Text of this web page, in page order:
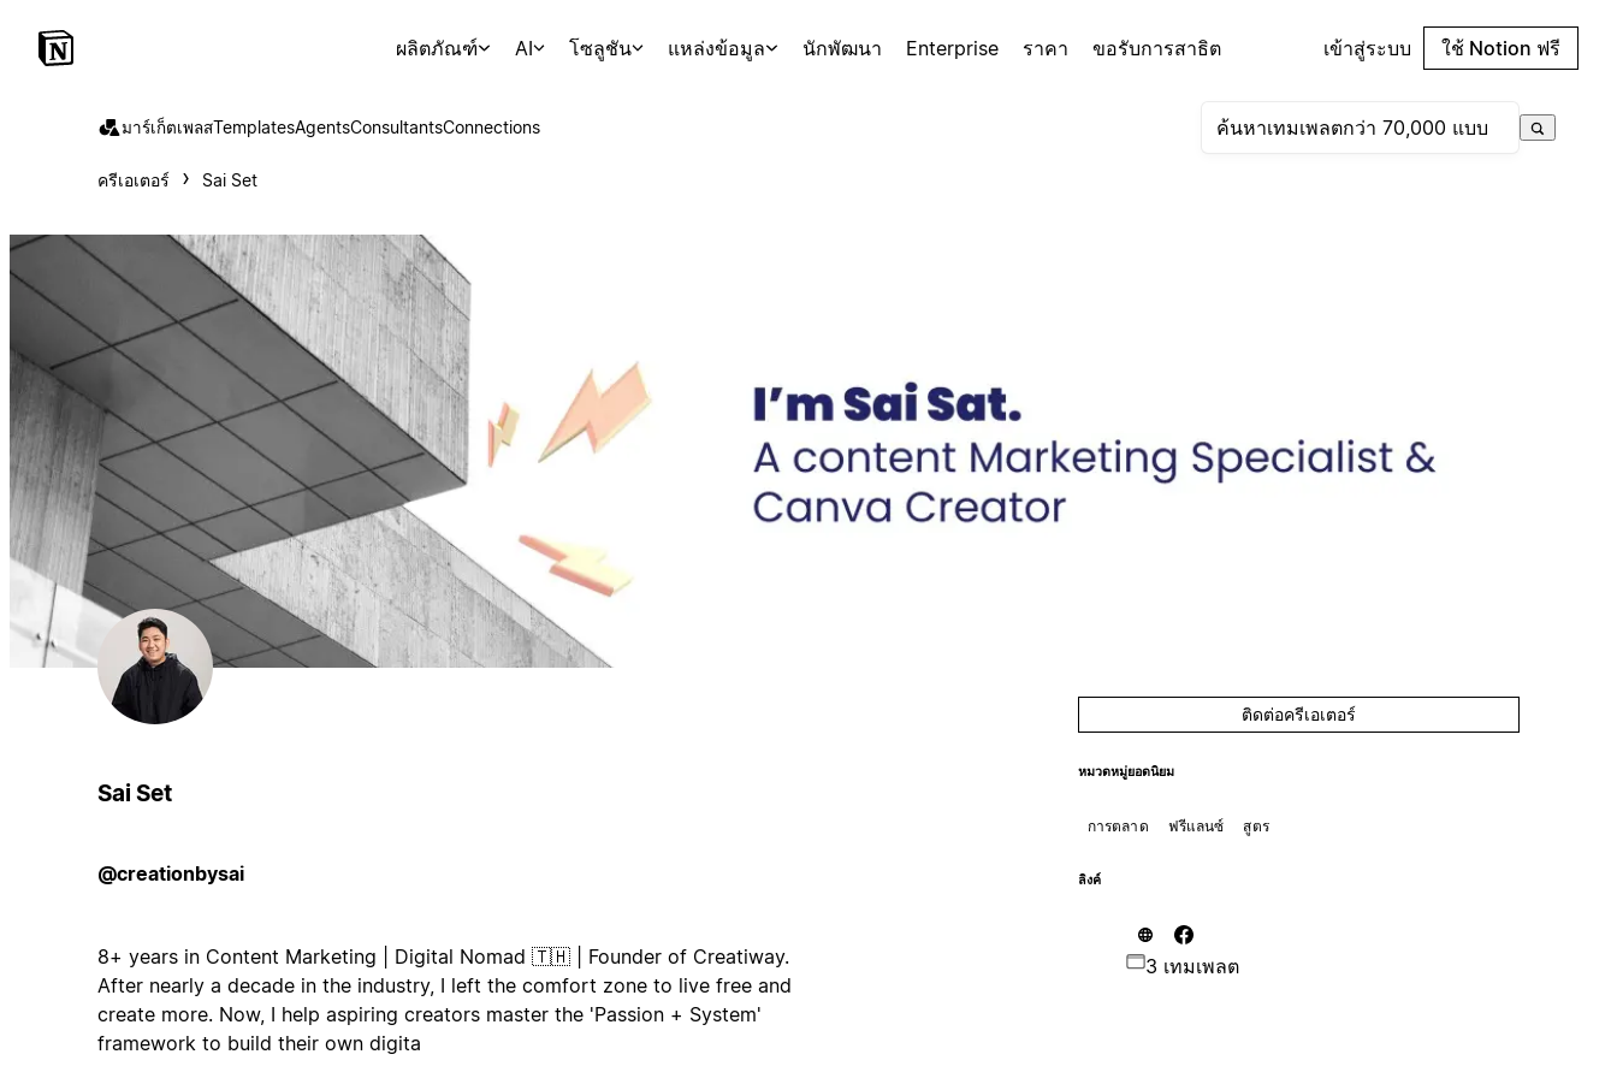
ผลิตภัณฑ์ AI โซลูชัน แหล่งข้อมูล นักพัฒนา Enterprise ราคา ขอรับการสาธิต เข้าสู่ระบบ ใช้ Notion ฟรี
มาร์เก็ตเพลสTemplatesAgentsConsultantsConnections
ครีเอเตอร์ Sai Set
Sai Set
@creationbysai
8+ years in Content Marketing | Digital Nomad 🇹🇭 | Founder of Creatiway.
After nearly a decade in the industry, I left the comfort zone to live free and
create more. Now, I help aspiring creators master the 'Passion + System'
framework to build their own digita
ติดต่อครีเอเตอร์
หมวดหมู่ยอดนิยม
การตลาด ฟรีแลนซ์ สูตร
ลิงค์
3 เทมเพลต